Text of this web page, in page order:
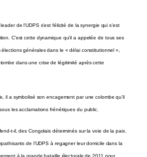
de l’UDPS s’est félicité de la synergie qui s’est
C’est cette dynamique qu’il a appelée de tous ses
générales dans le « délai constitutionnel »,
dans une crise de légitimité après cette
il a symbolisé son encagement par une colombe qu’il
les acclamations frénétiques du public.
t-il, des Congolais déterminés sur la voie de la paix.
de l’UDPS à regagner leur domicile dans la
à la grande bataille électorale de 2011 pour